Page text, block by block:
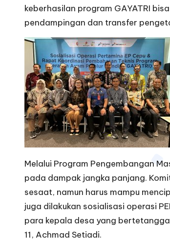
keberhasilan program GAYATRI
pendampingan dan transfer
Melalui Program Pengembangan
pada dampak jangka panjang.
sesaat, namun harus mampu
juga dilakukan sosialisasi operasi
para kepala desa yang
11, Achmad Setiadi.